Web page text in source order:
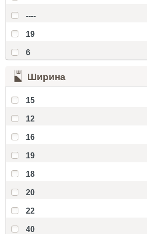
----
19
6
Ширина
15
12
16
19
18
20
22
40